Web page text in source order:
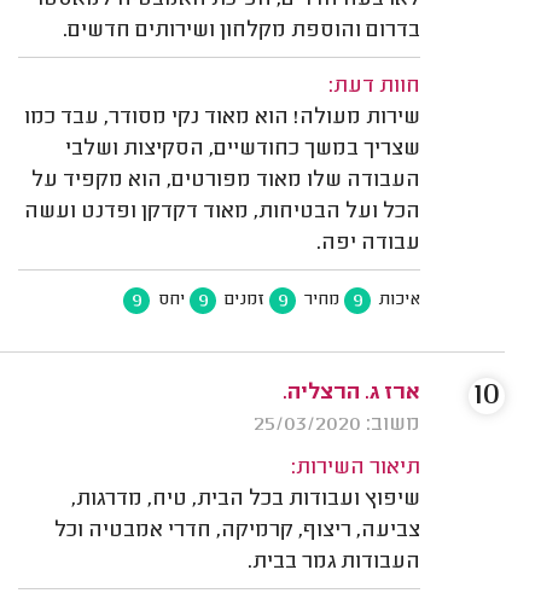
בדרום והוספת מקלחון ושירותים חדשים.
חוות דעת:
שירות מעולה! הוא מאוד נקי מסודר, עבד כמו
שצריך במשך כחודשיים, הסקיצות ושלבי
העבודה שלו מאוד מפורטים, הוא מקפיד על
הכל ועל הבטיחות, מאוד דקדקן ופדנט ועשה
עבודה יפה.
איכות 9 מחיר 9 זמנים 9 יחס 9
ארז ג. הרצליה.
משוב: 25/03/2020
תיאור השירות:
שיפוץ ועבודות בכל הבית, טיח, מדרגות,
צביעה, ריצוף, קרמיקה, חדרי אמבטיה וכל
העבודות גמר בבית.
10